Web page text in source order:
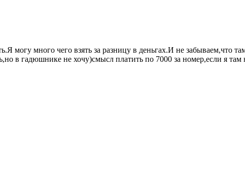
могу много чего взять за разницу в деньгах.И не забываем,что
в гадюшнике не хочу)смысл платить по 7000 за номер,если я там